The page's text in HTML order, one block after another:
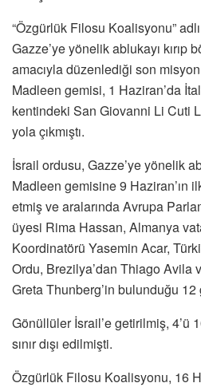
“Özgürlük Filosu Koalisyonu”
Gazze’ye yönelik ablukayı kırıp
amacıyla düzenlediği son
Madleen gemisi, 1 Haziran’da
kentindeki San Giovanni Li Cuti
yola çıkmıştı.
İsrail ordusu, Gazze’ye yönelik
Madleen gemisine 9 Haziran’ın
etmiş ve aralarında Avrupa
üyesi Rima Hassan, Almanya
Koordinatörü Yasemin Acar,
Ordu, Brezilya’dan Thiago Avila
Greta Thunberg’in bulunduğu
Gönüllüler İsrail’e getirilmiş, 4’ü
sınır dışı edilmişti.
Özgürlük Filosu Koalisyonu, 16